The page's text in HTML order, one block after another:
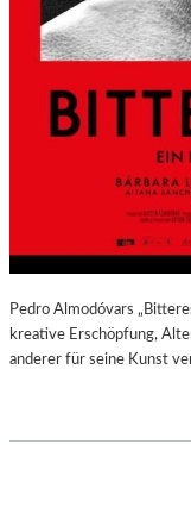
Pedro Almodóvars
kreative Erschöpfung,
anderer für seine Kunst